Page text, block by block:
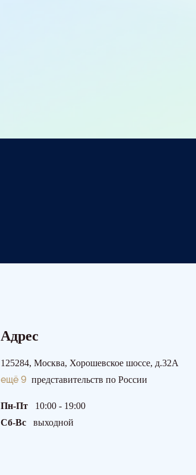
Адрес
125284, Москва, Хорошевское шоссе, д.32А
ещё 9 представительств по России
Пн-Пт
10:00 - 19:00
Сб-Вс
выходной